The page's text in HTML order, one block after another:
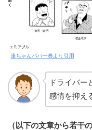
連ちゃんパパ一巻より引用
ドライバー
感情を抑え
（以下の文章から若干